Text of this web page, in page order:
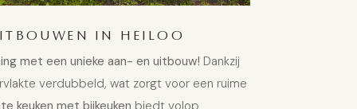
IN HEILOO
met een unieke aan- en uitbouw! Dankzij
verdubbeld, wat zorgt voor een ruime
keuken met bijkeuken biedt volop